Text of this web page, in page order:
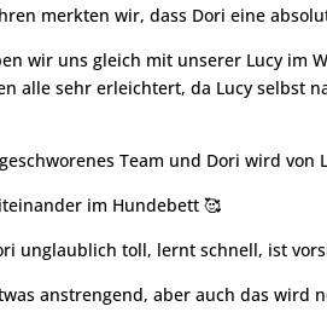
merkten wir, dass Dori eine
wir uns gleich mit unserer Lucy im
alle sehr erleichtert, da Lucy selbst
Team und Dori wird von
im Hundebett 🥰
unglaublich toll, lernt schnell, ist
anstrengend, aber auch das wird